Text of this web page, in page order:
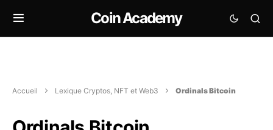
Coin Academy
Accueil Lexique Cryptos, NFT et Web3 Ordinals Bitcoin